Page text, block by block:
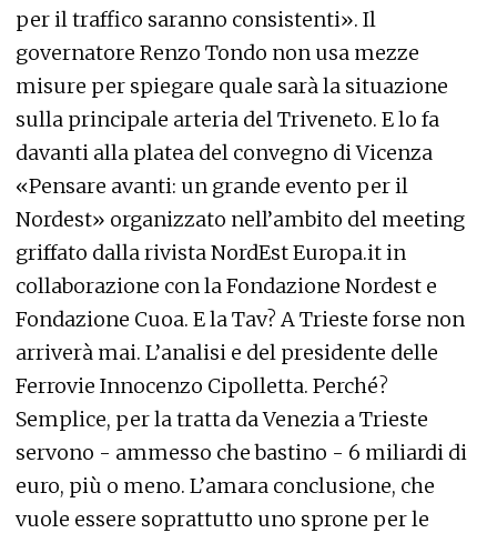
per il traffico saranno consistenti». Il
governatore Renzo Tondo non usa mezze
misure per spiegare quale sarà la situazione
sulla principale arteria del Triveneto. E lo fa
davanti alla platea del convegno di Vicenza
«Pensare avanti: un grande evento per il
Nordest» organizzato nell’ambito del meeting
griffato dalla rivista NordEst Europa.it in
collaborazione con la Fondazione Nordest e
Fondazione Cuoa. E la Tav? A Trieste forse non
arriverà mai. L’analisi e del presidente delle
Ferrovie Innocenzo Cipolletta. Perché?
Semplice, per la tratta da Venezia a Trieste
servono - ammesso che bastino - 6 miliardi di
euro, più o meno. L’amara conclusione, che
vuole essere soprattutto uno sprone per le